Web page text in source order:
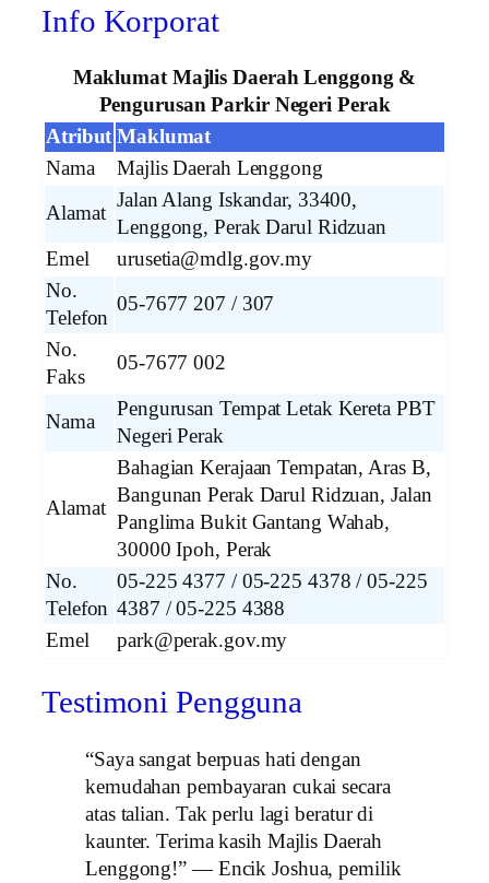
Info Korporat
Maklumat Majlis Daerah Lenggong &
Pengurusan Parkir Negeri Perak
Atribut Maklumat
Nama
Majlis Daerah Lenggong
Alamat
Jalan Alang Iskandar, 33400,
Lenggong, Perak Darul Ridzuan
Emel
urusetia@mdlg.gov.my
No.
Telefon
05-7677 207 / 307
No.
Faks
05-7677 002
Nama
Pengurusan Tempat Letak Kereta PBT
Negeri Perak
Alamat
Bahagian Kerajaan Tempatan, Aras B,
Bangunan Perak Darul Ridzuan, Jalan
Panglima Bukit Gantang Wahab,
30000 Ipoh, Perak
No.
Telefon
05-225 4377 / 05-225 4378 / 05-225
4387 / 05-225 4388
Emel
park@perak.gov.my
Testimoni Pengguna
“Saya sangat berpuas hati dengan
kemudahan pembayaran cukai secara
atas talian. Tak perlu lagi beratur di
kaunter. Terima kasih Majlis Daerah
Lenggong!” — Encik Joshua, pemilik